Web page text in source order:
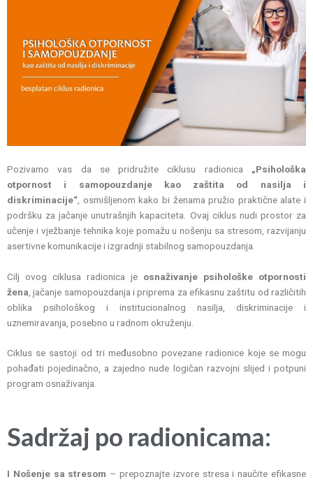
Pozivamo vas da se pridružite ciklusu radionica „Psihološka
otpornost i samopouzdanje kao zaštita od nasilja i
diskriminacije“ , osmišljenom kako bi ženama pružio praktične alate i
podršku za jačanje unutrašnjih kapaciteta. Ovaj ciklus nudi prostor za
učenje i vježbanje tehnika koje pomažu u nošenju sa stresom, razvijanju
asertivne komunikacije i izgradnji stabilnog samopouzdanja.
Cilj ovog ciklusa radionica je osnaživanje psihološke otpornosti
žena , jačanje samopouzdanja i priprema za efikasnu zaštitu od različitih
oblika psihološkog i institucionalnog nasilja, diskriminacije i
uznemiravanja, posebno u radnom okruženju.
Ciklus se sastoji od tri međusobno povezane radionice koje se mogu
pohađati pojedinačno, a zajedno nude logičan razvojni slijed i potpuni
program osnaživanja.
Sadržaj po radionicama:
I Nošenje sa stresom – prepoznajte izvore stresa i naučite efikasne